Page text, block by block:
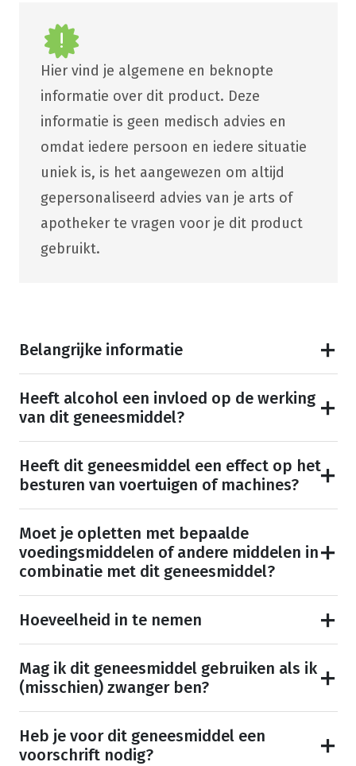
Hier vind je algemene en beknopte
informatie over dit product. Deze
informatie is geen medisch advies en
omdat iedere persoon en iedere situatie
uniek is, is het aangewezen om altijd
gepersonaliseerd advies van je arts of
apotheker te vragen voor je dit product
gebruikt.
Belangrijke informatie
Heeft alcohol een invloed op de werking
van dit geneesmiddel?
Heeft dit geneesmiddel een effect op het
besturen van voertuigen of machines?
Moet je opletten met bepaalde
voedingsmiddelen of andere middelen in
combinatie met dit geneesmiddel?
Hoeveelheid in te nemen
Mag ik dit geneesmiddel gebruiken als ik
(misschien) zwanger ben?
Heb je voor dit geneesmiddel een
voorschrift nodig?